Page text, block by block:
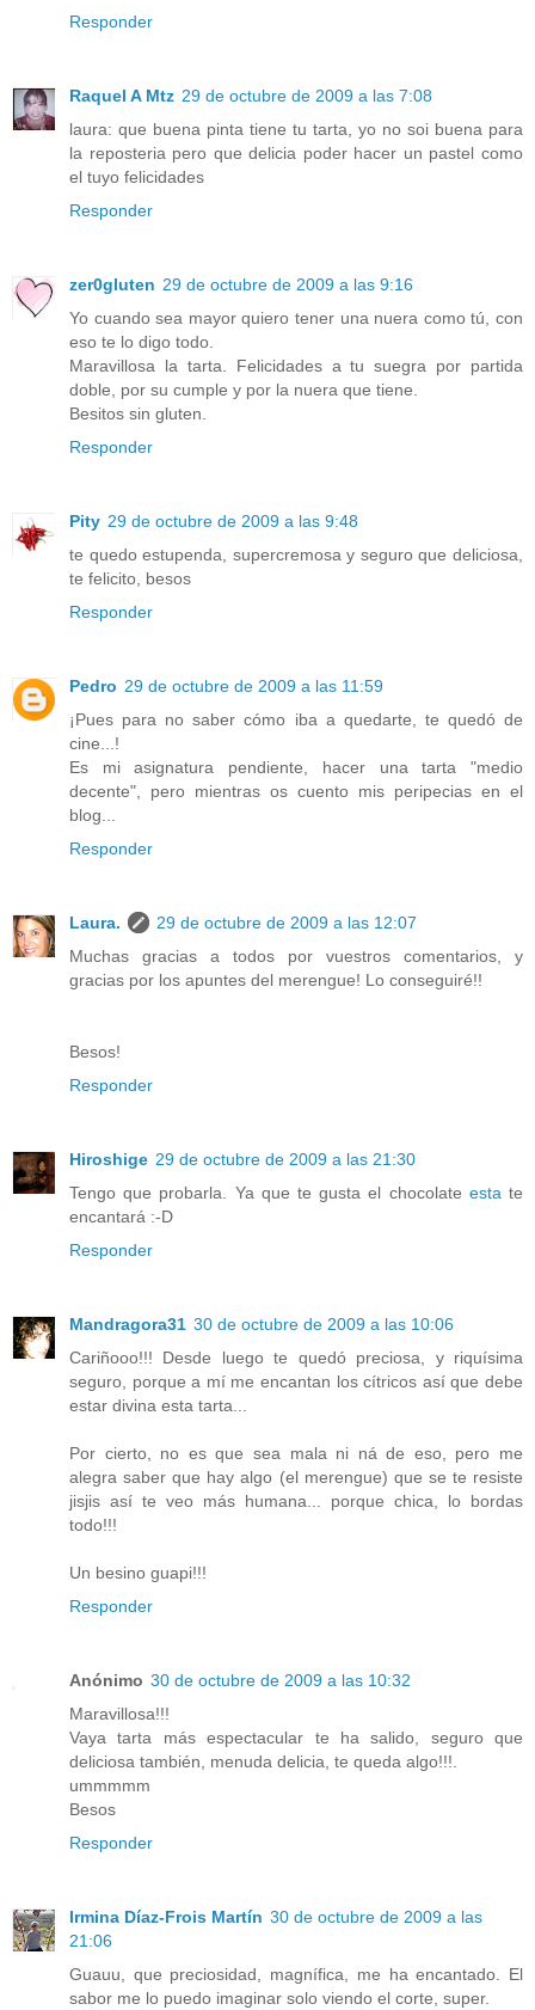
Responder
Raquel A Mtz 29 de octubre de 2009 a las 7:08
laura: que buena pinta tiene tu tarta, yo no soi buena para
la reposteria pero que delicia poder hacer un pastel como
el tuyo felicidades
Responder
zer0gluten 29 de octubre de 2009 a las 9:16
Yo cuando sea mayor quiero tener una nuera como tú, con
eso te lo digo todo.
Maravillosa la tarta. Felicidades a tu suegra por partida
doble, por su cumple y por la nuera que tiene.
Besitos sin gluten.
Responder
Pity 29 de octubre de 2009 a las 9:48
te quedo estupenda, supercremosa y seguro que deliciosa,
te felicito, besos
Responder
Pedro 29 de octubre de 2009 a las 11:59
¡Pues para no saber cómo iba a quedarte, te quedó de
cine...!
Es mi asignatura pendiente, hacer una tarta "medio
decente", pero mientras os cuento mis peripecias en el
blog...
Responder
Laura.
29 de octubre de 2009 a las 12:07
Muchas gracias a todos por vuestros comentarios, y
gracias por los apuntes del merengue! Lo conseguiré!!
Besos!
Responder
Hiroshige 29 de octubre de 2009 a las 21:30
Tengo que probarla. Ya que te gusta el chocolate estate
encantará :-D
Responder
Mandragora31 30 de octubre de 2009 a las 10:06
Cariñooo!!! Desde luego te quedó preciosa, y riquísima
seguro, porque a mí me encantan los cítricos así que debe
estar divina esta tarta...
Por cierto, no es que sea mala ni ná de eso, pero me
alegra saber que hay algo (el merengue) que se te resiste
jisjis así te veo más humana... porque chica, lo bordas
todo!!!
Un besino guapi!!!
Responder
Anónimo 30 de octubre de 2009 a las 10:32
Maravillosa!!!
Vaya tarta más espectacular te ha salido, seguro que
deliciosa también, menuda delicia, te queda algo!!!.
ummmmm
Besos
Responder
Irmina Díaz-Frois Martín 30 de octubre de 2009 a las
21:06
Guauu, que preciosidad, magnífica, me ha encantado. El
sabor me lo puedo imaginar solo viendo el corte, super.